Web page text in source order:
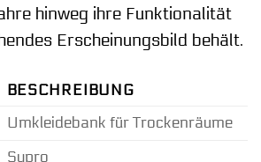
hinweg ihre Funktionalität
Erscheinungsbild behält.
BESCHREIBUNG
Umkleidebank für Trockenräume
Sypro